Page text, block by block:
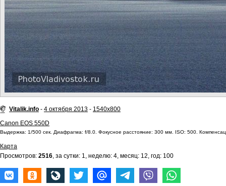
Vitalik.info - 4 октября 2013 - 1540x800
Canon EOS 550D
Выдержка: 1/500 сек. Диафрагма: f/8.0. Фокусное расстояние: 300 мм. ISO: 500.
Карта
Просмотров: 2516, за сутки: 1, неделю: 4, месяц: 12, год: 100